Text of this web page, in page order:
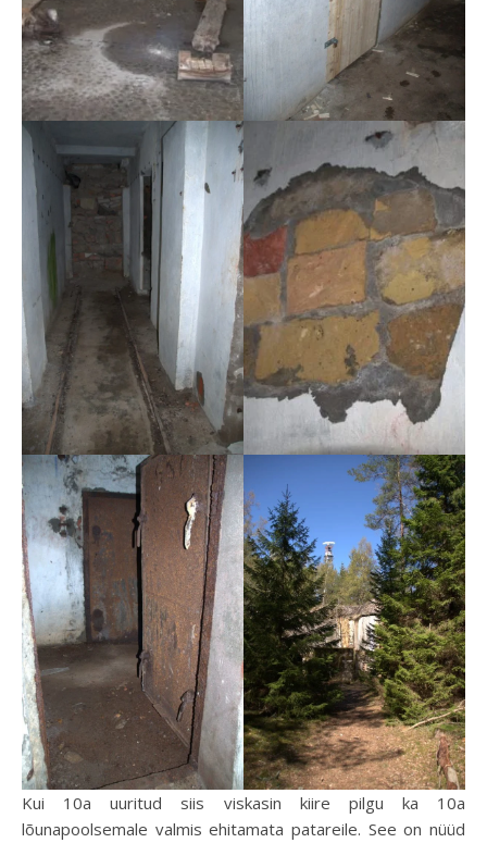
Kui 10a uuritud siis viskasin kiire pilgu ka 10a
lõunapoolsemale valmis ehitamata patareile. See on nüüd